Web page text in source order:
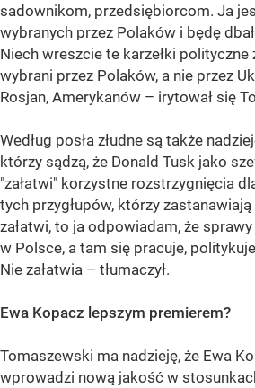
sadownikom, przedsiębiorcom. Ja
wybranych przez Polaków i będę
Niech wreszcie te karzełki polityczne
wybrani przez Polaków, a nie przez
Rosjan, Amerykanów – irytował się
Według posła złudne są także
którzy sądzą, że Donald Tusk jako
"załatwi" korzystne rozstrzygnięcia
tych przygłupów, którzy
załatwi, to ja odpowiadam, że sprawy
w Polsce, a tam się pracuje,
Nie załatwia – tłumaczył.
Ewa Kopacz lepszym premierem?
Tomaszewski ma nadzieję, że Ewa
wprowadzi nową jakość w